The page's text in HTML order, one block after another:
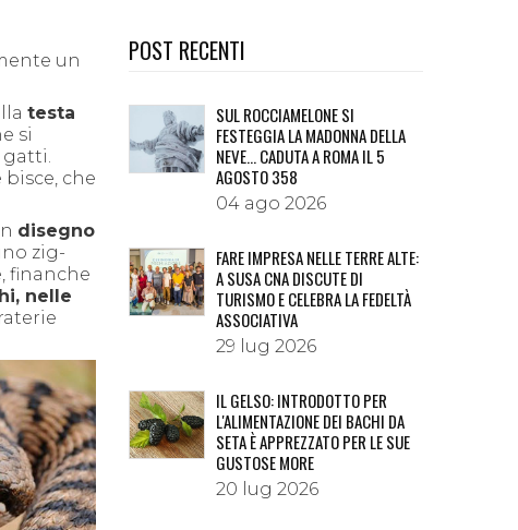
un
testa
si
gatti.
che
disegno
zig-
finanche
nelle
POST RECENTI
SUL ROCCIAMELONE SI
FESTEGGIA LA MADONNA DELLA
NEVE… CADUTA A ROMA IL 5
AGOSTO 358
04 ago 2026
FARE IMPRESA NELLE TERRE ALTE:
A SUSA CNA DISCUTE DI
TURISMO E CELEBRA LA FEDELTÀ
ASSOCIATIVA
29 lug 2026
IL GELSO: INTRODOTTO PER
L'ALIMENTAZIONE DEI BACHI DA
SETA È APPREZZATO PER LE SUE
GUSTOSE MORE
20 lug 2026